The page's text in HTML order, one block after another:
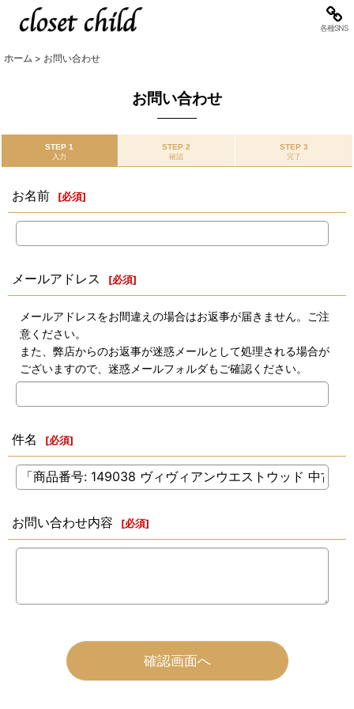
各種SNS
ホーム > お問い合わせ
お問い合わせ
STEP 1
入力
STEP 2
確認
STEP 3
完了
お名前 [必須]
メールアドレス [必須]
メールアドレスをお間違えの場合はお返事が届きません。ご注
意ください。
また、弊店からのお返事が迷惑メールとして処理される場合が
ございますので、迷惑メールフォルダもご確認ください。
件名 [必須]
お問い合わせ内容 [必須]
確認画面へ